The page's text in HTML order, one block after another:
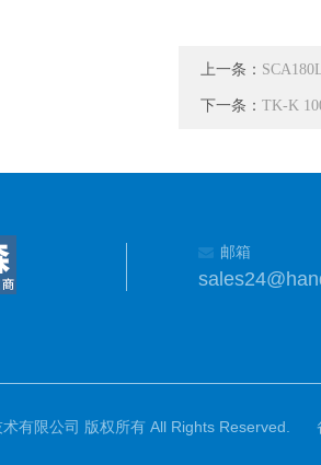
上一条：
下一条： TK-K
邮箱
有限公司 版权所有 All Rights Reserved.